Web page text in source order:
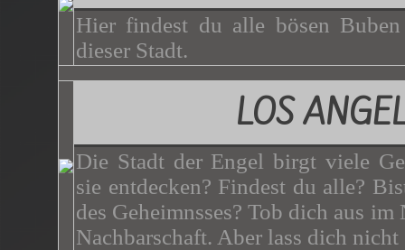
Hier findest du alle bösen
dieser Stadt.
LOS
Die Stadt der Engel birgt viele
sie entdecken? Findest du alle?
des Geheimnsses? Tob dich aus
Nachbarschaft. Aber lass dich nicht